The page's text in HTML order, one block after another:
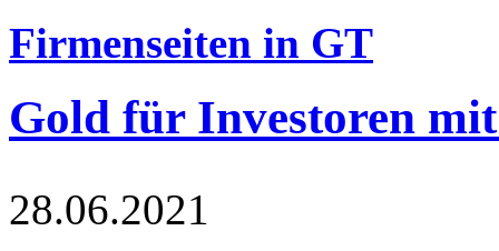
Firmenseiten in GT
Gold für Investoren
28.06.2021